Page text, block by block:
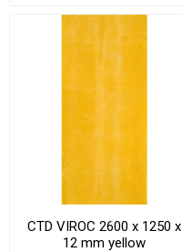
CTD VIROC 2600 x 1250 x
12 mm yellow